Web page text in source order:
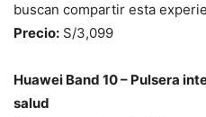
buscan compartir esta
Precio: S/3,099
Huawei Band 10 – Pulsera
salud